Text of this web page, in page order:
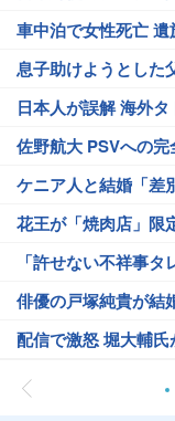
車中泊で女性死亡 遺
息子助けようとした
日本人が誤解 海外
佐野航大 PSVへの
ケニア人と結婚「差
花王が「焼肉店」限
「許せない不祥事タ
俳優の戸塚純貴が結
配信で激怒 堀大輔氏